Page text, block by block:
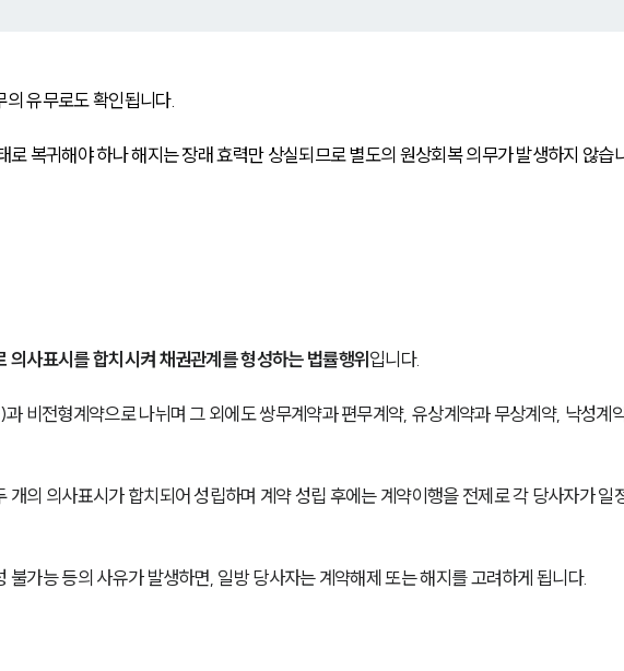
유무로도 확인됩니다.
로 복귀해야 하나 해지는 장래 효력만 상실되므로 별도의 원상회복 의무가 발생하지 않습
의사표시를 합치시켜 채권관계를 형성하는 법률행위입니다.
비전형계약으로 나뉘며 그 외에도 쌍무계약과 편무계약, 유상계약과 무상계약, 낙성계
개의 의사표시가 합치되어 성립하며 계약 성립 후에는 계약이행을 전제로 각 당사자가 일
불가능 등의 사유가 발생하면, 일방 당사자는 계약해제 또는 해지를 고려하게 됩니다.